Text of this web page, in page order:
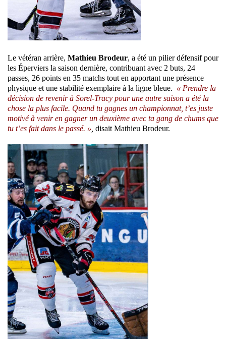
Le vétéran arrière, Mathieu Brodeur, a été un pilier défensif pour
les Éperviers la saison dernière, contribuant avec 2 buts, 24
passes, 26 points en 35 matchs tout en apportant une présence
physique et une stabilité exemplaire à la ligne bleue. « Prendre la
décision de revenir à Sorel-Tracy pour une autre saison a été la
chose la plus facile. Quand tu gagnes un championnat, t’es juste
motivé à venir en gagner un deuxième avec ta gang de chums que
tu t’es fait dans le passé. » disait Mathieu Brodeur.